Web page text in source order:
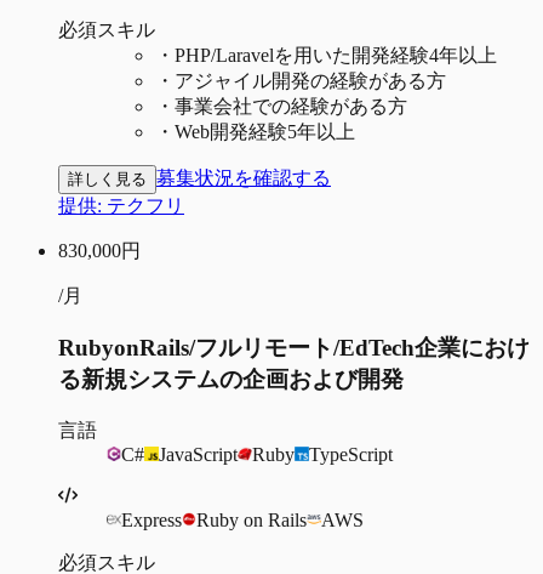
必須スキル
・ PHP/Laravelを用いた開発経験4年以上
・ アジャイル開発の経験がある方
・ 事業会社での経験がある方
・ Web開発経験5年以上
詳しく見る 募集状況を確認する
提供: テクフリ
830,000円
/月
RubyonRails/フルリモート/EdTech企業におけ
る新規システムの企画および開発
言語
C#
JavaScript Ruby TypeScript
Express Ruby on Rails AWS
必須スキル